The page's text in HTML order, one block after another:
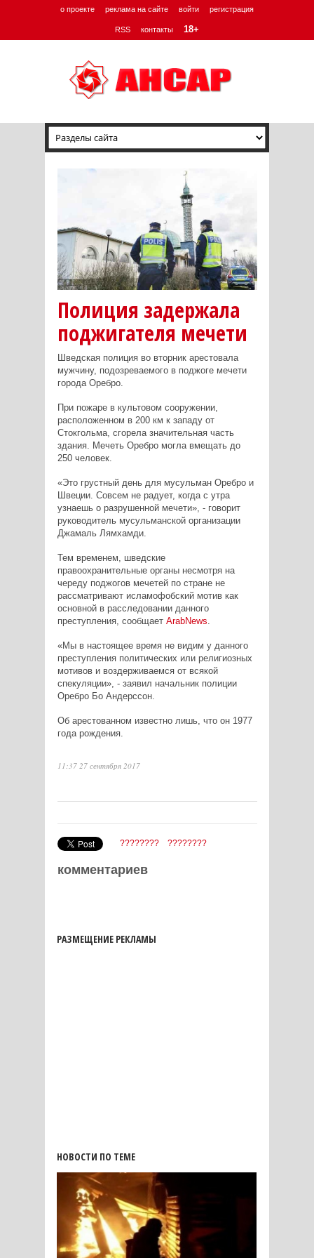
о проекте реклама на сайте войти регистрация
RSS контакты 18+
Полиция задержала
поджигателя мечети
Шведская полиция во вторник арестовала
мужчину, подозреваемого в поджоге мечети
города Оребро.
При пожаре в культовом сооружении,
расположенном в 200 км к западу от
Стокгольма, сгорела значительная часть
здания. Мечеть Оребро могла вмещать до
250 человек.
«Это грустный день для мусульман Оребро и
Швеции. Совсем не радует, когда с утра
узнаешь о разрушенной мечети», - говорит
руководитель мусульманской организации
Джамаль Лямхамди.
Тем временем, шведские
правоохранительные органы несмотря на
череду поджогов мечетей по стране не
рассматривают исламофобский мотив как
основной в расследовании данного
преступления, сообщает ArabNews
«Мы в настоящее время не видим у данного
преступления политических или религиозных
мотивов и воздерживаемся от всякой
спекуляции», - заявил начальник полиции
Оребро Бо Андерссон.
Об арестованном известно лишь, что он 1977
года рождения.
11:37 27 сентября 2017
???????? ????????
комментариев
РАЗМЕЩЕНИЕ РЕКЛАМЫ
НОВОСТИ ПО ТЕМЕ